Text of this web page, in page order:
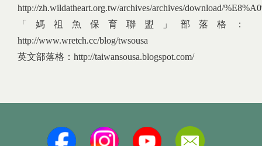
http://zh.wildatheart.org.tw/archives/archives/download/
「媽祖魚保育聯盟」部落格：
http://www.wretch.cc/blog/twsousa
英文部落格：http://taiwansousa.blogspot.com/